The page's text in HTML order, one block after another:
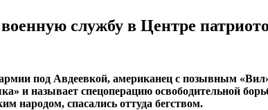
службу в Центре
под Авдеевкой, американец с позывным
и называет спецоперацию освободительной
народом, спасались оттуда бегством.